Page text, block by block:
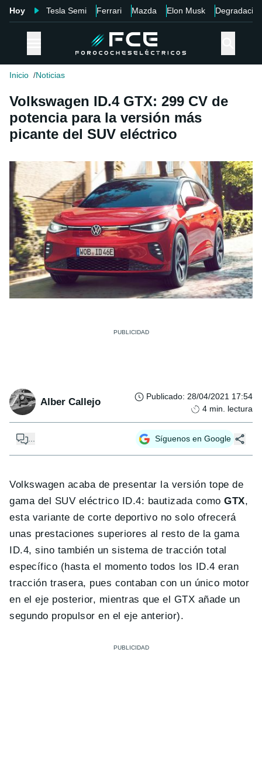
Hoy Tesla Semi Ferrari Mazda Elon Musk Degradación
Inicio Noticias
Volkswagen ID.4 GTX: 299 CV de
potencia para la versión más
picante del SUV eléctrico
Alber Callejo Publicado: 28/04/2021 17:54
4 min. lectura
... Síguenos en Google
Volkswagen acaba de presentar la versión tope de
gama del SUV eléctrico ID.4: bautizada comoGTX,
esta variante de corte deportivo no solo ofrecerá
unas prestaciones superiores al resto de la gama
ID.4, sino también un sistema de tracción total
específico (hasta el momento todos los ID.4 eran
tracción trasera, pues contaban con un único motor
en el eje posterior, mientras que el GTX añade un
segundo propulsor en el eje anterior).